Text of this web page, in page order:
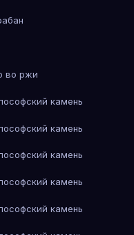
во ржи
камень
камень
камень
камень
камень